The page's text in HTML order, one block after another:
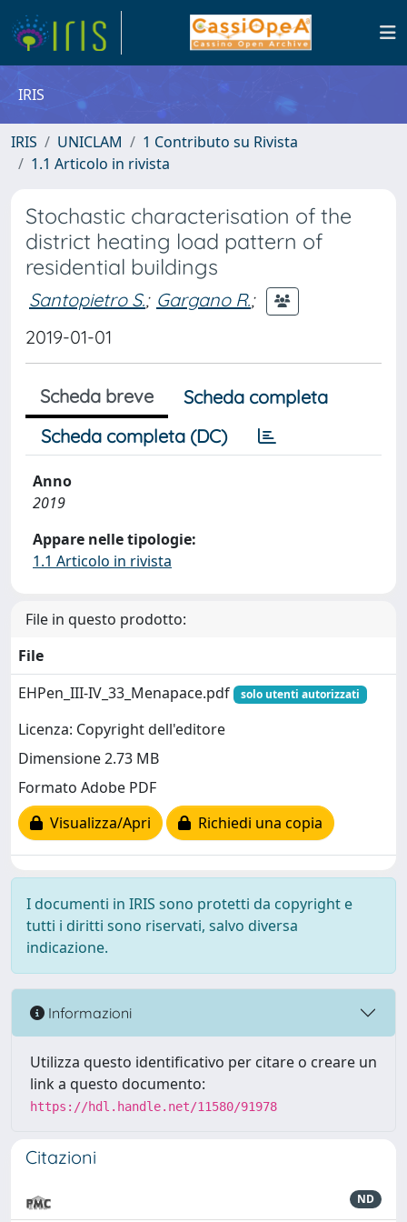
IRIS
IRIS UNICLAM
1 Contributo su Rivista
1.1 Articolo in rivista
Stochastic characterisation of the
district heating load pattern of
residential buildings
Santopietro S.; Gargano R.;
2019-01-01
Scheda breve
Scheda completa
Scheda completa (DC)
Anno
2019
Appare nelle tipologie:
1.1 Articolo in rivista
File in questo prodotto:
File
EHPen_III-IV_33_Menapace.pdf
solo utenti autorizzati
Licenza: Copyright dell'editore
Dimensione 2.73 MB
Formato Adobe PDF
Visualizza/Apri
Richiedi una copia
I documenti in IRIS sono protetti da copyright e
tutti i diritti sono riservati, salvo diversa
indicazione.
Informazioni
Utilizza questo identificativo per citare o creare un
link a questo documento:
https://hdl.handle.net/11580/91978
Citazioni
ND